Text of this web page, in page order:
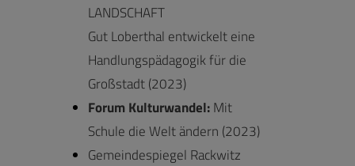
LANDSCHAFT
Gut Loberthal entwickelt eine
Handlungspädagogik für die
Großstadt (2023)
Forum Kulturwandel:Mit
Schule die Welt ändern (2023)
Gemeindespiegel Rackwitz